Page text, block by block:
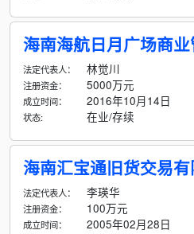
海南海航日月广场商
法定代表人： 林觉川
注册资金： 5000万元
成立时间： 2016年10月14日
状态: 在业/存续
海南汇宝通旧货交易
法定代表人： 李瑛华
注册资金： 100万元
成立时间： 2005年02月28日